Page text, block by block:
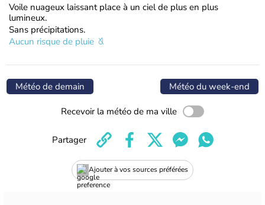
Voile nuageux laissant place à un ciel de plus en plus
lumineux.
Sans précipitations.
Aucun risque de pluie
Météo de demain Météo du week-end
Recevoir la météo de ma ville
Ajouter à vos sources préférées
Partager